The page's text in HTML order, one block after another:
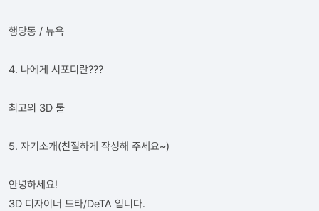
행당동 / 뉴욕
4. 나에게 시포디란???
최고의 3D 툴
5. 자기소개(친절하게 작성해 주세요~)
안녕하세요!
3D 디자이너 드타/DeTA 입니다.